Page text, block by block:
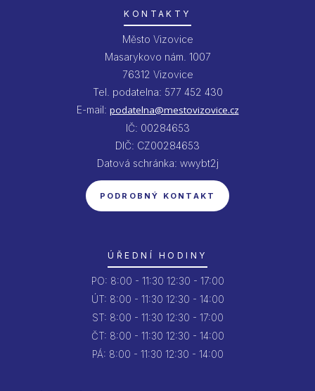
KONTAKTY
Město Vizovice
Masarykovo nám. 1007
76312 Vizovice
Tel. podatelna: 577 452 430
E-mail: podatelna@mestovizovice.cz
IČ: 00284653
DIČ: CZ00284653
Datová schránka: wwybt2j
PODROBNÝ KONTAKT
ÚŘEDNÍ HODINY
PO: 8:00 - 11:30 12:30 - 17:00
ÚT: 8:00 - 11:30 12:30 - 14:00
ST: 8:00 - 11:30 12:30 - 17:00
ČT: 8:00 - 11:30 12:30 - 14:00
PÁ: 8:00 - 11:30 12:30 - 14:00